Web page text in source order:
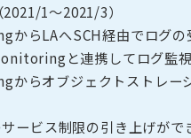
1〜2021/3）
からLAへSCH経由でログの
と連携してログ監
からオブジェクトストレー
ービス制限の引き上げがで